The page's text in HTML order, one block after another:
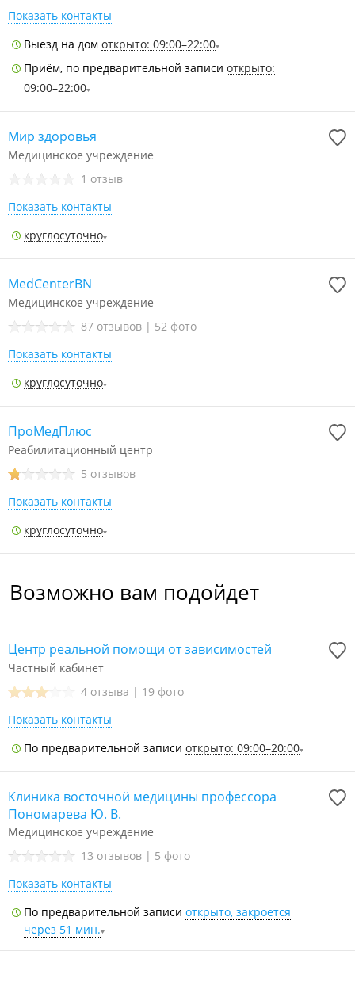
Показать контакты
Выезд на дом открыто: 09:00–22:00
Приём, по предварительной записи открыто:
09:00–22:00
Мир здоровья
Медицинское учреждение
1 отзыв
Показать контакты
круглосуточно
MedCenterBN
Медицинское учреждение
87 отзывов | 52 фото
Показать контакты
круглосуточно
ПроМедПлюс
Реабилитационный центр
5 отзывов
Показать контакты
круглосуточно
Возможно вам подойдет
Центр реальной помощи от зависимостей
Частный кабинет
4 отзыва | 19 фото
Показать контакты
По предварительной записи открыто: 09:00–20:00
Клиника восточной медицины профессора
Пономарева Ю. В.
Медицинское учреждение
13 отзывов | 5 фото
Показать контакты
По предварительной записи открыто, закроется
через 51 мин.